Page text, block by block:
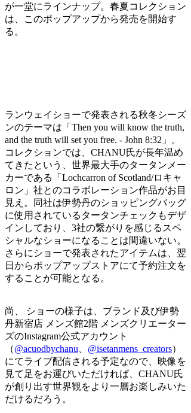
が一堂にラインナップ。春夏コレクション
は、このポップアップから発売を開始す
る。
ランウェイショーで発表される秋冬シーズ
ンのテーマは「Then you will know the truth,
and the truth will set you free. - John 8:32」。
コレクションでは、CHANU氏が長年温め
てきたという、世界最大手のタータンメー
カーである「Lochcarron of Scotland/ロキャ
ロン」社とのコラボレーション作品がお目
見え。同社は伊勢丹のショッピングバッグ
に使用されているタータンチェックもデザ
インしており、3社の繋がりを感じるスペ
シャルなショーになることは間違いない。
さらにショーで発表されたアイテムは、翌
日からポップアップストアにて予約注文を
することが可能となる。
尚、 ショーの様子は、ブランド及び伊勢
丹新宿店 メンズ館2階 メンズクリエーター
ズのInstagram公式アカウント
（@acuodbychanu @isetanmens_creators）
にてライブ配信される予定なので、映像を
見て足をお運びいただければ、CHANU氏
が創り出す世界観をより一層お楽しみいた
だけるだろう。